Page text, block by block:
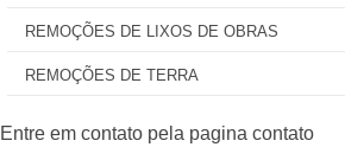
REMOÇÕES DE LIXOS DE OBRAS
REMOÇÕES DE TERRA